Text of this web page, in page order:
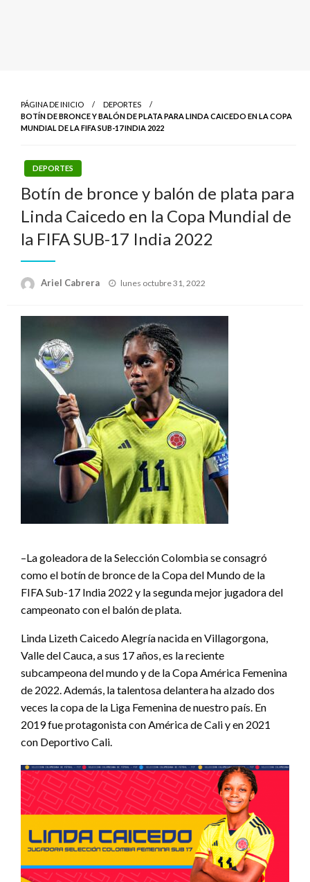
PÁGINA DE INICIO
DEPORTES
BOTÍN DE BRONCE Y BALÓN DE PLATA PARA LINDA CAICEDO EN LA COPA
MUNDIAL DE LA FIFA SUB-17 INDIA 2022
DEPORTES
Botín de bronce y balón de plata para
Linda Caicedo en la Copa Mundial de
la FIFA SUB-17 India 2022
Ariel Cabrera
Publicado
lunes octubre 31, 2022
–La goleadora de la Selección Colombia se consagró
como el botín de bronce de la Copa del Mundo de la
FIFA Sub-17 India 2022 y la segunda mejor jugadora del
campeonato con el balón de plata.
Linda Lizeth Caicedo Alegría nacida en Villagorgona,
Valle del Cauca, a sus 17 años, es la reciente
subcampeona del mundo y de la Copa América Femenina
de 2022. Además, la talentosa delantera ha alzado dos
veces la copa de la Liga Femenina de nuestro país. En
2019 fue protagonista con América de Cali y en 2021
con Deportivo Cali.